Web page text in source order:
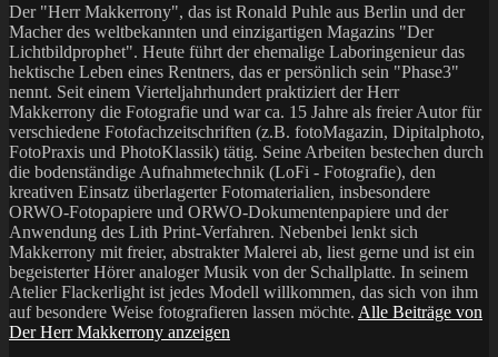
Der "Herr Makkerrony", das ist Ronald Puhle aus Berlin und der
Macher des weltbekannten und einzigartigen Magazins "Der
Lichtbildprophet". Heute führt der ehemalige Laboringenieur das
hektische Leben eines Rentners, das er persönlich sein "Phase3"
nennt. Seit einem Vierteljahrhundert praktiziert der Herr
Makkerrony die Fotografie und war ca. 15 Jahre als freier Autor für
verschiedene Fotofachzeitschriften (z.B. fotoMagazin, Dipitalphoto,
FotoPraxis und PhotoKlassik) tätig. Seine Arbeiten bestechen durch
die bodenständige Aufnahmetechnik (LoFi - Fotografie), den
kreativen Einsatz überlagerter Fotomaterialien, insbesondere
ORWO-Fotopapiere und ORWO-Dokumentenpapiere und der
Anwendung des Lith Print-Verfahren. Nebenbei lenkt sich
Makkerrony mit freier, abstrakter Malerei ab, liest gerne und ist ein
begeisterter Hörer analoger Musik von der Schallplatte. In seinem
Atelier Flackerlight ist jedes Modell willkommen, das sich von ihm
auf besondere Weise fotografieren lassen möchte. Alle Beiträge von
Der Herr Makkerrony anzeigen